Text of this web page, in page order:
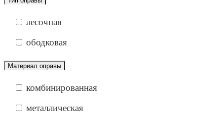
лесочная
ободковая
Материал оправы
комбинированная
металлическая